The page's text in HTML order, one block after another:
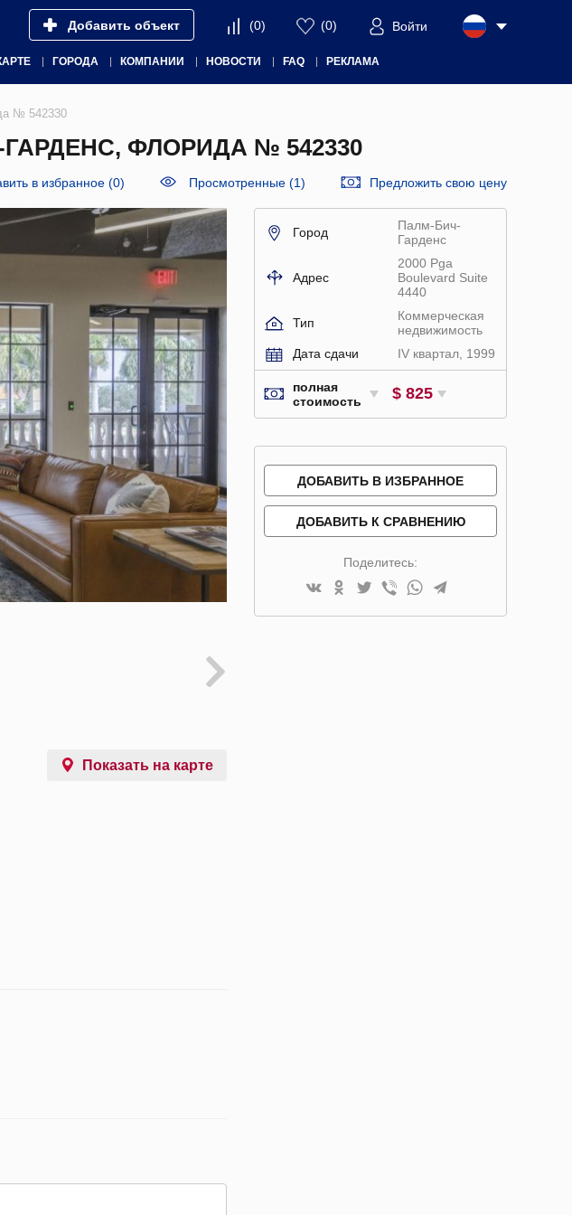
Добавить объект (0) (0) Войти
ГОРОДА КОМПАНИИ НОВОСТИ FAQ РЕКЛАМА
№ 542330
ФЛОРИДА № 542330
в избранное (0) Просмотренные (1) Предложить свою цену
Показать на карте
Город
Палм-Бич-
Гарденс
Адрес
2000 Pga
Boulevard Suite
4440
Тип
Коммерческая
недвижимость
Дата сдачи
IV квартал, 1999
полная
стоимость
$ 825
ДОБАВИТЬ В ИЗБРАННОЕ
ДОБАВИТЬ К СРАВНЕНИЮ
Поделитесь: